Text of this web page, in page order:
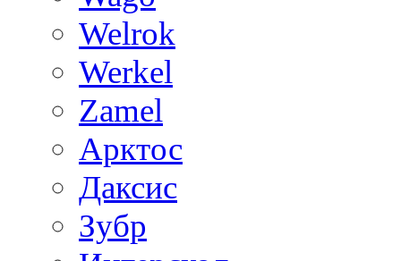
Welrok
Werkel
Zamel
Арктос
Даксис
Зубр